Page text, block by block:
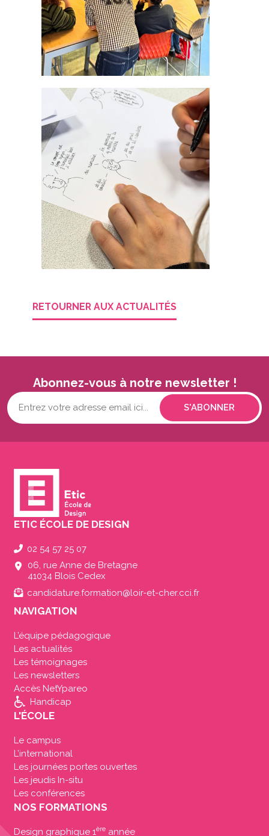
RETOURNER AUX ACTUALITÉS
Abonnez-vous à notre newsletter !
Votre
adresse
(Nécessaire)
ETIC ÉCOLE DE DESIGN
02 54 57 25 07
06, rue Anne de Bretagne
41034 Blois Cedex
candidature.formation@loir-et-cher.cci.fr
NAVIGATION
L’équipe pédagogique
Les actualités
Les témoignages
Les newsletters
Accès NetYpareo
Handicap
L'ÉCOLE
Le campus
L’international
Les journées portes ouvertes
Les jeudis In-situ
Les conférences
NOS FORMATIONS
Design graphique 1èreannée